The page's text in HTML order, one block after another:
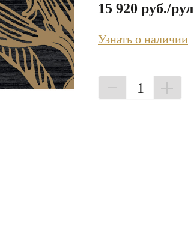
15 920 руб./рул
Узнать о наличии
1